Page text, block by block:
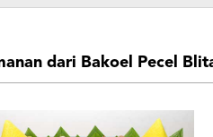
dari Bakoel Pecel